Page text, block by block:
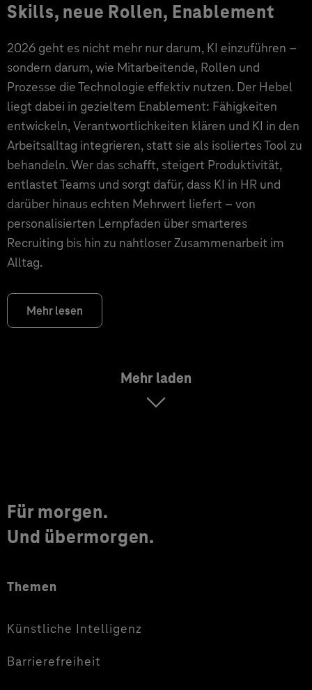
Skills, neue Rollen, Enablement
2026 geht es nicht mehr nur darum, KI einzuführen –
sondern darum, wie Mitarbeitende, Rollen und
Prozesse die Technologie effektiv nutzen. Der Hebel
liegt dabei in gezieltem Enablement: Fähigkeiten
entwickeln, Verantwortlichkeiten klären und KI in den
Arbeitsalltag integrieren, statt sie als isoliertes Tool zu
behandeln. Wer das schafft, steigert Produktivität,
entlastet Teams und sorgt dafür, dass KI in HR und
darüber hinaus echten Mehrwert liefert – von
personalisierten Lernpfaden über smarteres
Recruiting bis hin zu nahtloser Zusammenarbeit im
Alltag.
Mehr lesen
Mehr laden
Für morgen.
Und übermorgen.
Themen
Künstliche Intelligenz
Barrierefreiheit